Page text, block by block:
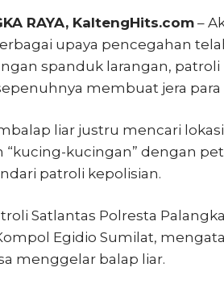
RAYA, KaltengHits.com –
upaya pencegahan
spanduk larangan,
membuat jera para
liar justru mencari
“kucing-kucingan” dengan
patroli kepolisian.
Satlantas Polresta
Egidio Sumilat,
menggelar balap liar.